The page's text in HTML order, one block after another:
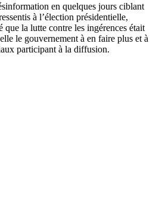
en quelques jours ciblant
à l’élection présidentielle,
que la lutte contre les ingérences était
le gouvernement à en faire plus et à
participant à la diffusion.